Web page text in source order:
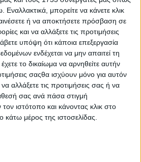
μπορείτε να κάνετε κλικ
ή να αποκτήσετε πρόσβαση σε
και να αλλάξετε τις προτιμήσεις
υπόψη ότι κάποια επεξεργασία
ενδέχεται να μην απαιτεί τη
το δικαίωμα να αρνηθείτε αυτήν
σαςθα ισχύουν μόνο για αυτόν
αλλάξετε τις προτιμήσεις σας ή να
σας ανά πάσα στιγμή
ιστότοπο και κάνοντας κλικ στο
μέρος της ιστοσελίδας.
Βίδου): 8,8%
7,2%
Μαγγηριάδης): 4,2%
ΕΙΔΗΣΕΩΝ(18-54)
14,8%
13,6%
Σρόιτερ): 11,8%